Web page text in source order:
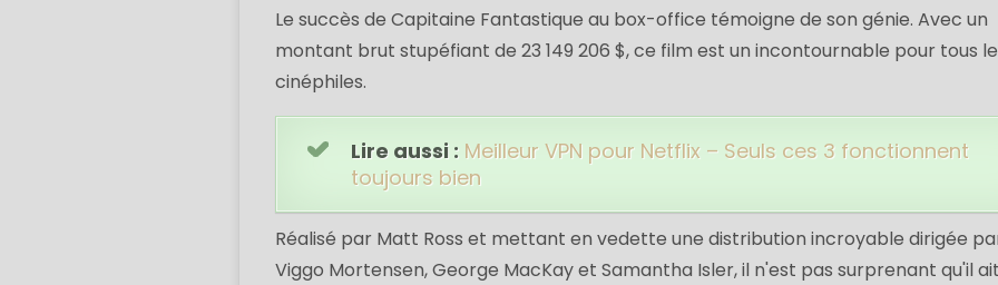
Le succès de Capitaine Fantastique au box-office témoigne de son génie. Avec un
montant brut stupéfiant de 23 149 206 $, ce film est un incontournable pour tous
cinéphiles.
Lire aussi : Meilleur VPN pour Netflix – Seuls ces 3 fonctionnent
toujours bien
Réalisé par Matt Ross et mettant en vedette une distribution incroyable dirigée
Viggo Mortensen, George MacKay et Samantha Isler, il n'est pas surprenant qu'il